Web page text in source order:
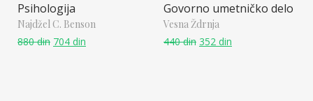
Psihologija
Najdžel C. Benson
880din 704 din
Govorno umetničko delo
Vesna Ždrnja
440din 352 din